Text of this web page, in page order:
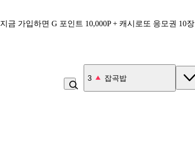
지금 가입하면 G 포인트 10,000P + 캐시로또 응모권 10장
3 잡곡밥